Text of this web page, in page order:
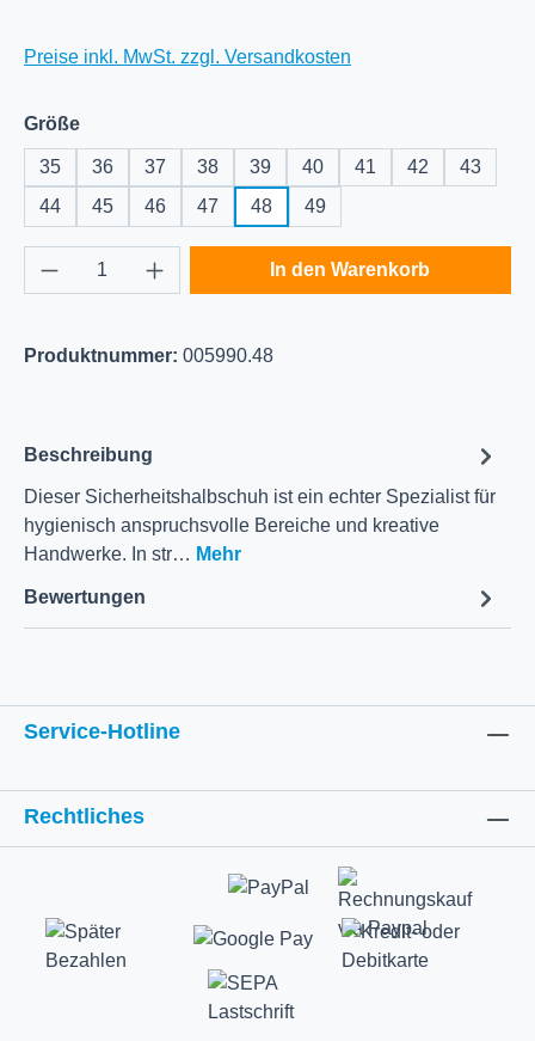
Preise inkl. MwSt. zzgl. Versandkosten
Größeauswählen
35 36 37 38 39 40 41 42
43
44
45 46 47 48 49
Produkt Anzahl: Gib den gewünschten
In den Warenkorb
Produktnummer: 005990.48
Beschreibung
Dieser Sicherheitshalbschuh ist ein echter Spezialist für
hygienisch anspruchsvolle Bereiche und kreative
Handwerke. In str… Mehr
Bewertungen
Service-Hotline
Rechtliches